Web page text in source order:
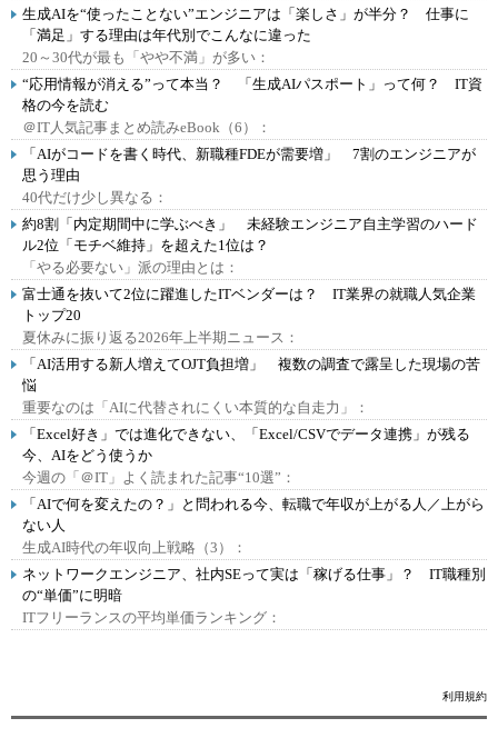
生成AIを“使ったことない”エンジニアは「楽しさ」が半分？ 仕事に
「満足」する理由は年代別でこんなに違った
20～30代が最も「やや不満」が多い：
“応用情報が消える”って本当？ 「生成AIパスポート」って何？ IT資
格の今を読む
＠IT人気記事まとめ読みeBook（6）：
「AIがコードを書く時代、新職種FDEが需要増」 7割のエンジニアが
思う理由
40代だけ少し異なる：
約8割「内定期間中に学ぶべき」 未経験エンジニア自主学習のハード
ル2位「モチベ維持」を超えた1位は？
「やる必要ない」派の理由とは：
富士通を抜いて2位に躍進したITベンダーは？ IT業界の就職人気企業
トップ20
夏休みに振り返る2026年上半期ニュース：
「AI活用する新人増えてOJT負担増」 複数の調査で露呈した現場の苦
悩
重要なのは「AIに代替されにくい本質的な自走力」：
「Excel好き」では進化できない、「Excel/CSVでデータ連携」が残る
今、AIをどう使うか
今週の「＠IT」よく読まれた記事“10選”：
「AIで何を変えたの？」と問われる今、転職で年収が上がる人／上がら
ない人
生成AI時代の年収向上戦略（3）：
ネットワークエンジニア、社内SEって実は「稼げる仕事」？ IT職種別
の“単価”に明暗
ITフリーランスの平均単価ランキング：
利用規約